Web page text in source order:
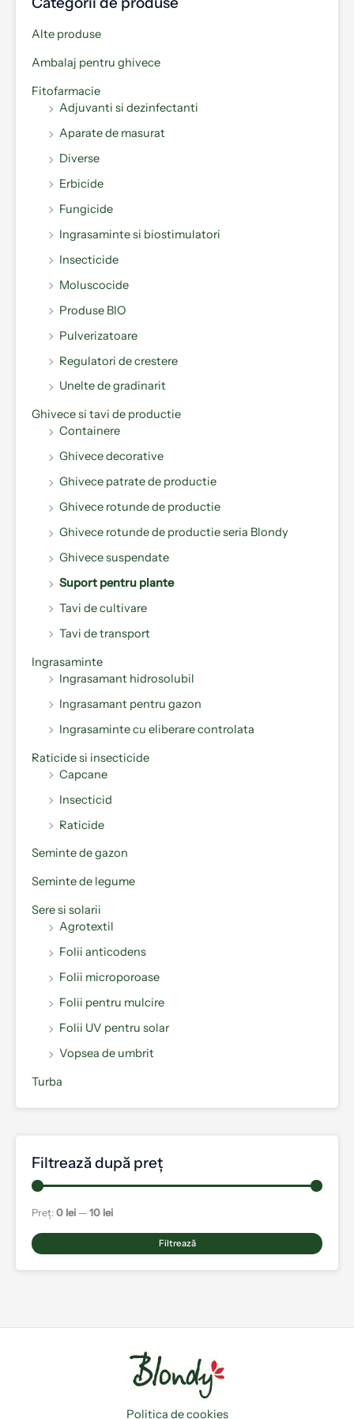
Alte produse
Ambalaj pentru ghivece
Fitofarmacie
Adjuvanti si dezinfectanti
Aparate de masurat
Diverse
Erbicide
Fungicide
Ingrasaminte si biostimulatori
Insecticide
Moluscocide
Produse BIO
Pulverizatoare
Regulatori de crestere
Unelte de gradinarit
Ghivece si tavi de productie
Containere
Ghivece decorative
Ghivece patrate de productie
Ghivece rotunde de productie
Ghivece rotunde de productie seria Blondy
Ghivece suspendate
Suport pentru plante
Tavi de cultivare
Tavi de transport
Ingrasaminte
Ingrasamant hidrosolubil
Ingrasamant pentru gazon
Ingrasaminte cu eliberare controlata
Raticide si insecticide
Capcane
Insecticid
Raticide
Seminte de gazon
Seminte de legume
Sere si solarii
Agrotextil
Folii anticodens
Folii microporoase
Folii pentru mulcire
Folii UV pentru solar
Vopsea de umbrit
Turba
Filtrează după preț
Filtrează
Preț:0 lei —10 lei
Politica de cookies